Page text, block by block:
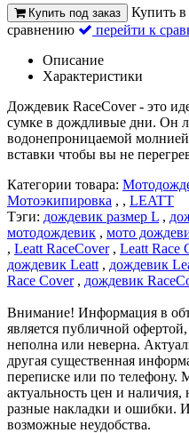
Купить под заказ Купить
сравнению
перейти к
Описание
Характеристики
Дождевик RaceCover - это
сумке в дождливые дни. Он
водонепроницаемой
вставки чтобы вы не
Категории товара:
Мотоэкипировка , , LEATT
Тэги: дождевик размер L ,
мотодождевик , мото
, Leatt RaceCover, Leatt Race
дождевик Leatt , дождевик
Race Cover, дождевик
Внимание! Информация в
является публичной
неполна или неверна.
другая существенная
переписке или по телефону.
актуальность цен и
разные накладки и ошибки.
возможные неудобства.